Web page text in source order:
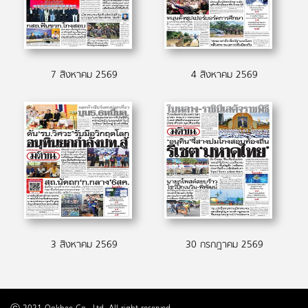
7 สิงหาคม 2569 4 สิงหาคม 2569
3 สิงหาคม 2569 30 กรกฎาคม 2569